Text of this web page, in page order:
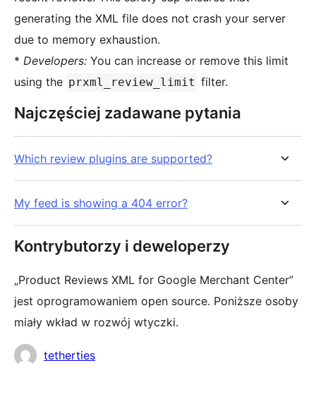
generating the XML file does not crash your server
due to memory exhaustion.
* Developers: You can increase or remove this limit
using the prxml_review_limit filter.
Najczęściej zadawane pytania
Which review plugins are supported?
My feed is showing a 404 error?
Kontrybutorzy i deweloperzy
„Product Reviews XML for Google Merchant Center”
jest oprogramowaniem open source. Poniższe osoby
miały wkład w rozwój wtyczki.
Zaangażowani
tetherties